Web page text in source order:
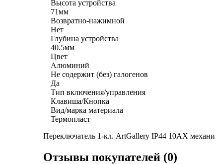
Высота устройства
71мм
Возвратно-нажимной
Нет
Глубина устройства
40.5мм
Цвет
Алюминий
Не содержит (без) галогенов
Да
Тип включения/управления
Клавиша/Кнопка
Вид/марка материала
Термопласт
Переключатель 1-кл. ArtGallery IP44 10AX
Отзывы покупателей (0)